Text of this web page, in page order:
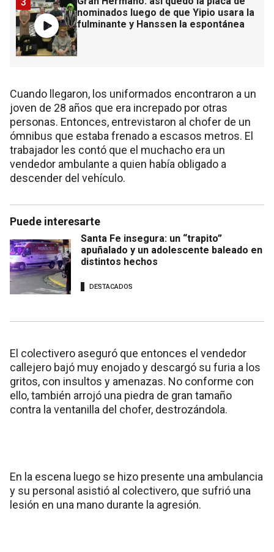
nominados luego de que Yipio usara la
fulminante y Hanssen la espontánea
Cuando llegaron, los uniformados encontraron a un
joven de 28 años que era increpado por otras
personas. Entonces, entrevistaron al chofer de un
ómnibus que estaba frenado a escasos metros. El
trabajador les contó que el muchacho era un
vendedor ambulante a quien había obligado a
descender del vehículo.
Puede interesarte
Santa Fe insegura: un “trapito”
apuñalado y un adolescente baleado en
distintos hechos
DESTACADOS
El colectivero aseguró que entonces el vendedor
callejero bajó muy enojado y descargó su furia a los
gritos, con insultos y amenazas. No conforme con
ello, también arrojó una piedra de gran tamaño
contra la ventanilla del chofer, destrozándola.
En la escena luego se hizo presente una ambulancia
y su personal asistió al colectivero, que sufrió una
lesión en una mano durante la agresión.